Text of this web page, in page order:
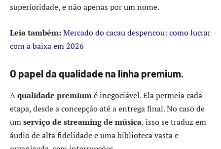
superioridade, e não apenas por um nome.
Leia também:Mercado do cacau despencou: como lucrar
com a baixa em 2026
O papel da qualidade na linha premium.
Aqualidade premiumé inegociável. Ela permeia cada
etapa, desde a concepção até a entrega final. No caso de
umserviço de streaming de música, isso se traduz em
áudio de alta fidelidade e uma biblioteca vasta e